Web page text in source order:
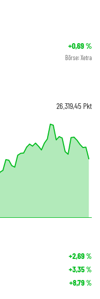
+0,69%
Börse: Xetra
26.319,45 Pkt
+2,69%
+3,35%
+8,79%